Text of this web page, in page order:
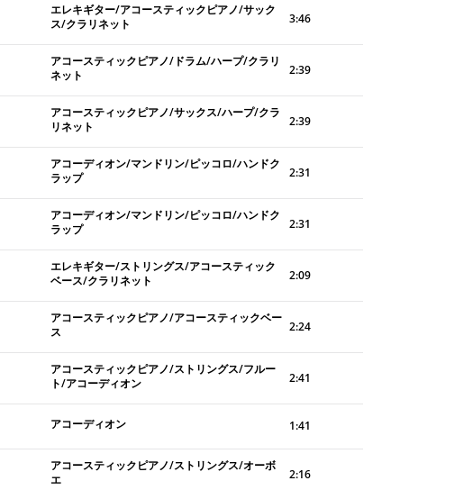
エレキギター/アコースティックピアノ/サック
ス/クラリネット
3:46
アコースティックピアノ/ドラム/ハープ/クラリ
ネット
2:39
アコースティックピアノ/サックス/ハープ/クラ
リネット
2:39
アコーディオン/マンドリン/ピッコロ/ハンドク
ラップ
2:31
アコーディオン/マンドリン/ピッコロ/ハンドク
ラップ
2:31
エレキギター/ストリングス/アコースティック
ベース/クラリネット
2:09
アコースティックピアノ/アコースティックベー
ス
2:24
アコースティックピアノ/ストリングス/フルー
ト/アコーディオン
2:41
アコーディオン 1:41
アコースティックピアノ/ストリングス/オーボ
エ
2:16